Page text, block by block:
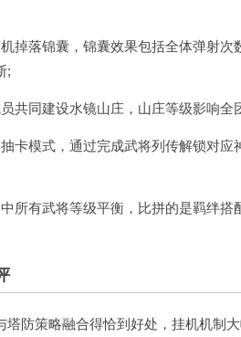
掉落锦囊，锦囊效果包括全体弹射
;
共同建设水镜山庄，山庄等级影响
卡模式，通过完成武将列传解锁对
所有武将等级平衡，比拼的是羁绊
塔防策略融合得恰到好处，挂机机制